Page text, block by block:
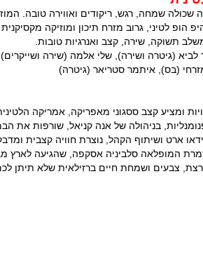
שכולה שמחה, רגש, ריקודים ואווירה טובה.
הופ לטיני, גרוב מזרח תיכון ומוזיקה
תשוקה, שירה, קצב ואנרגיות טובות.
לביא (גיטרה ושירה), שלי אלמה (שירה
(בס), איתמר סטריאר (גיטרה)
ומציע קצב ססגוני מאפריקה, אמריקה
בניהולה של אנה קניאל, שורפות את
ארט ושיתוף הקהל, נוצרת חוויה קצבית
המופלאה סלביניה אסקפה, שהגיעה לארץ
צבעים ושמחת חיים ברזילאית שלא תיתן